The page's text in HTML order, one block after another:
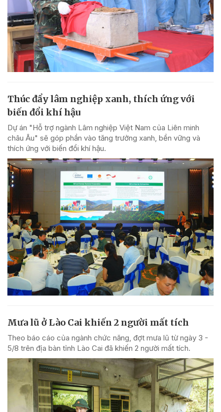
Thúc đẩy lâm nghiệp xanh, thích ứng với
biến đổi khí hậu
Dự án "Hỗ trợ ngành Lâm nghiệp Việt Nam của Liên minh
châu Âu" sẽ góp phần vào tăng trưởng xanh, bền vững và
thích ứng với biến đổi khí hậu.
Mưa lũ ở Lào Cai khiến 2 người mất tích
Theo báo cáo của ngành chức năng, đợt mưa lũ từ ngày 3 -
5/8 trên địa bàn tỉnh Lào Cai đã khiến 2 người mất tích.